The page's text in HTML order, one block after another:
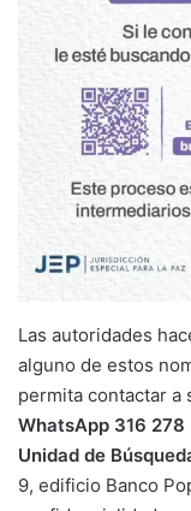
Las autoridades
alguno de estos
permita contactar a
WhatsApp 316
Unidad de
9, edificio Banco